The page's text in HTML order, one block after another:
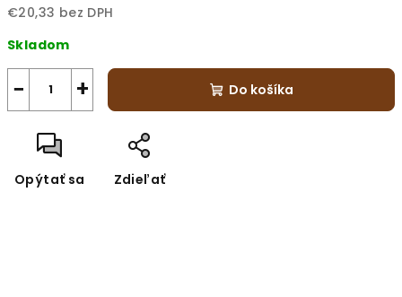
€20,33 bez DPH
cena:
Skladom
+
− Do košíka
Opýtať sa Zdieľať